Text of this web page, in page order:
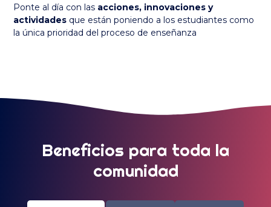
Ponte al día con las acciones, innovaciones y
actividades que están poniendo a los estudiantes como
la única prioridad del proceso de enseñanza
Beneficios para toda la
comunidad